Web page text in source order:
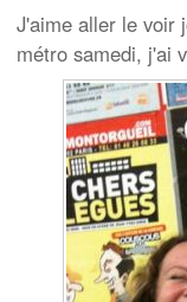
J'aime aller le voir
métro samedi, j'ai